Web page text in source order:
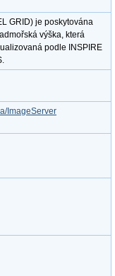
GRID) je poskytována
výška, která
podle INSPIRE
ImageServer